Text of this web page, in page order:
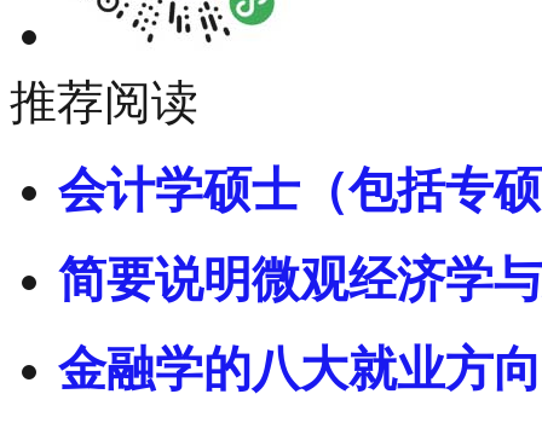
推荐阅读
会计学硕士（包括专
简要说明微观经济学
金融学的八大就业方